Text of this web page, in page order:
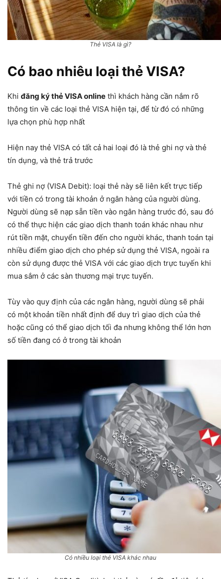
Thẻ VISA là gì?
Có bao nhiêu loại thẻ VISA?
Khi đăng ký thẻ VISA online thì khách hàng cần nắm rõ
thông tin về các loại thẻ VISA hiện tại, để từ đó có những
lựa chọn phù hợp nhất
Hiện nay thẻ VISA có tất cả hai loại đó là thẻ ghi nợ và thẻ
tín dụng, và thẻ trả trước
Thẻ ghi nợ (VISA Debit): loại thẻ này sẽ liên kết trực tiếp
với tiền có trong tài khoản ở ngân hàng của người dùng.
Người dùng sẽ nạp sẵn tiền vào ngân hàng trước đó, sau đó
có thể thực hiện các giao dịch thanh toán khác nhau như
rút tiền mặt, chuyển tiền đến cho người khác, thanh toán tại
nhiều điểm giao dịch cho phép sử dụng thẻ VISA, ngoài ra
còn sử dụng được thẻ VISA với các giao dịch trực tuyến khi
mua sắm ở các sàn thương mại trực tuyến.
Tùy vào quy định của các ngân hàng, người dùng sẽ phải
có một khoản tiền nhất định để duy trì giao dịch của thẻ
hoặc cũng có thể giao dịch tối đa nhưng không thể lớn hơn
số tiền đang có ở trong tài khoản
Có nhiều loại thẻ VISA khác nhau